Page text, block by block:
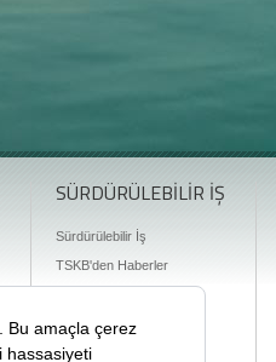
SÜRDÜRÜLEBİLİR İŞ
Sürdürülebilir İş
TSKB'den Haberler